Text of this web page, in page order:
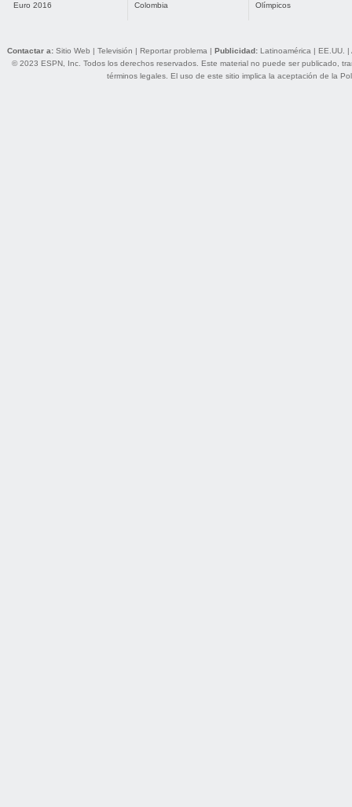
Euro 2016
Colombia
Olímpicos
Contactar a: Sitio Web | Televisión | Reportar problema | Publicidad: Latinoamérica | EE.UU. |
© 2023 ESPN, Inc. Todos los derechos reservados. Este material no puede ser publicado,
términos legales. El uso de este sitio implica la aceptación de la